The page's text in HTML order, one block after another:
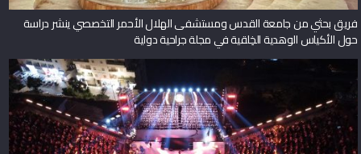
فريق بحثي من جامعة القدس ومستشفى الهلال الأحمر التخصصي ينشر دراسة
حول الأكياس الوهدية الخِلقية في مجلة جراحية دولية